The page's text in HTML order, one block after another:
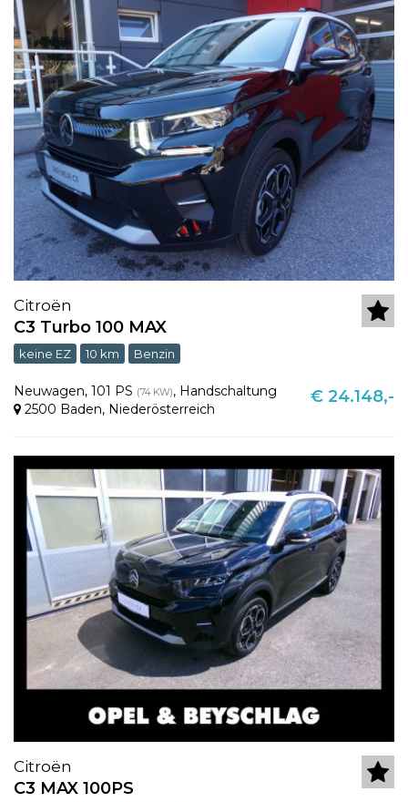
Citroën
C3 Turbo 100 MAX
keine EZ 10 km Benzin
Neuwagen, 101 PS (74 KW), Handschaltung
2500 Baden, Niederösterreich
€ 24.148,-
Citroën
C3 MAX 100PS